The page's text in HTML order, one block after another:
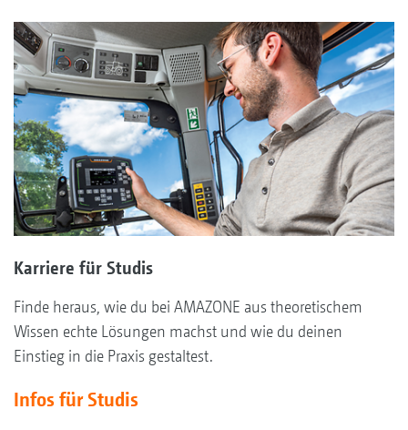
Karriere für Studis
Finde heraus, wie du bei AMAZONE aus theoretischem
Wissen echte Lösungen machst und wie du deinen
Einstieg in die Praxis gestaltest.
Infos für Studis